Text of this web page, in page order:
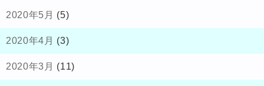
2020年5月 (5)
2020年4月 (3)
2020年3月 (11)